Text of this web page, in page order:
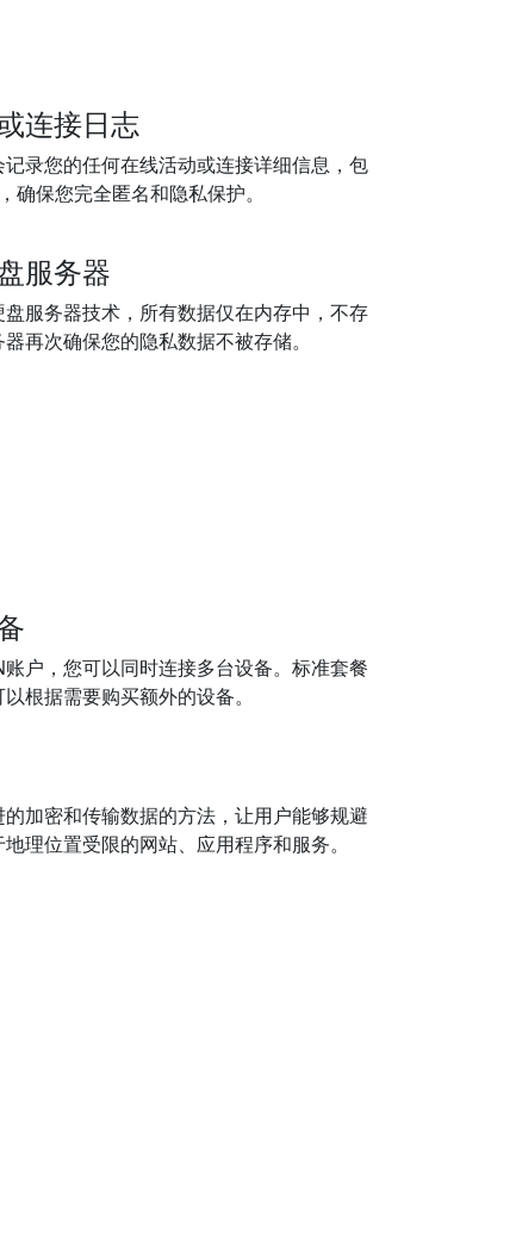
连接日志
录您的任何在线活动或连接详细信息，包
确保您完全匿名和隐私保护。
服务器
服务器技术，所有数据仅在内存中，不存
再次确保您的隐私数据不被存储。
户，您可以同时连接多台设备。标准套餐
根据需要购买额外的设备。
加密和传输数据的方法，让用户能够规避
理位置受限的网站、应用程序和服务。